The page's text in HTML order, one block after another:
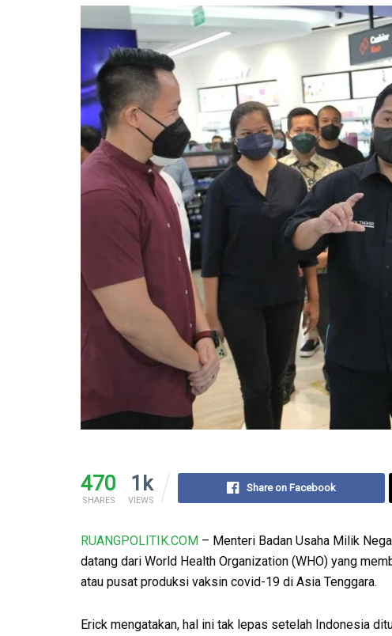
470
SHARES
1k
VIEWS
Share on Facebook
RUANGPOLITIK.COM – Menteri Badan Usaha Milik
datang dari World Health Organization (WHO) yang
atau pusat produksi vaksin covid-19 di Asia Tenggara.
Erick mengatakan, hal ini tak lepas setelah Indonesia